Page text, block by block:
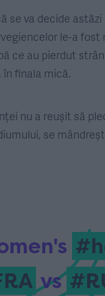
se va decide
le-a
ce au pierdut
finala mică.
nu a reușit să
se
vs